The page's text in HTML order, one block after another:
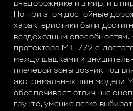
внедорожнике и в мир, и в
Но при этом достойные
характеристики были
вездеходным способностям.
протектора MТ-772 с
между шашками и
плечевой зоны возник под
экстремальных шин модели
обеспечивает отличные
грунте, умение легко